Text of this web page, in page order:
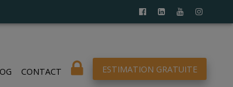
CONTACT ESTIMATION GRATUITE